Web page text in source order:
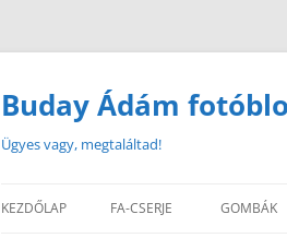
Buday Ádám
Ügyes vagy, megtaláltad!
KEZDŐLAP FA-CSERJE GOMBÁK